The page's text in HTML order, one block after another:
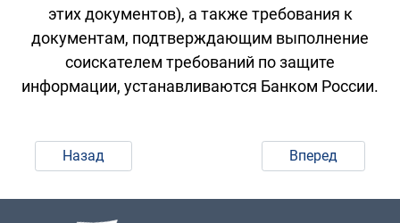
этих документов), а также требования к
документам, подтверждающим выполнение
соискателем требований по защите
информации, устанавливаются Банком России.
Назад Вперед